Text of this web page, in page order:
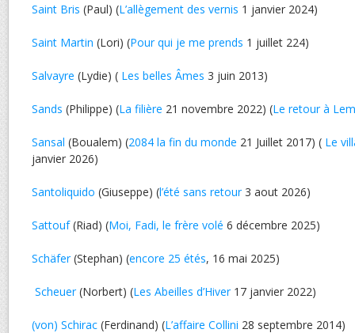
Saint Bris (Paul) (L’allègement des vernis 1 janvier 2024)
Saint Martin (Lori) (Pour qui je me prends 1 juillet 224)
Salvayre (Lydie) ( Les belles Âmes 3 juin 2013)
Sands (Philippe) (La filière 21 novembre 2022) (Le retour à
Sansal (Boualem) (2084 la fin du monde 21 Juillet 2017) ( Le
janvier 2026)
Santoliquido (Giuseppe) (l’été sans retour3 aout 2026)
Sattouf(Riad) (Moi, Fadi, le frère volé 6 décembre 2025)
Schäfer(Stephan) (encore 25 étés, 16 mai 2025)
Scheuer(Norbert) (Les Abeilles d’Hiver17 janvier 2022)
(von) Schirac (Ferdinand) (L’affaire Collini 28 septembre 2014)